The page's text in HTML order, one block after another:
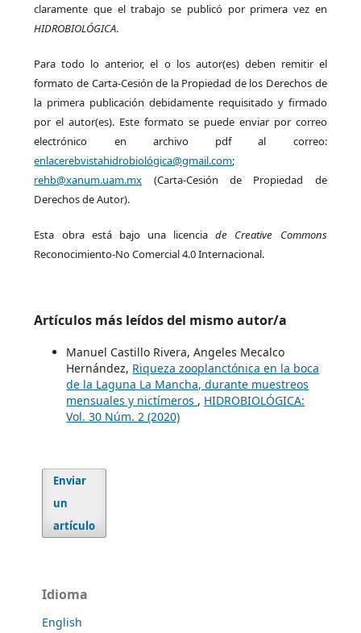
claramente que el trabajo se publicó por primera vez en
HIDROBIOLÓGICA.
Para todo lo anterior, el o los autor(es) deben remitir el
formato de Carta-Cesión de la Propiedad de los Derechos de
la primera publicación debidamente requisitado y firmado
por el autor(es). Este formato se puede enviar por correo
electrónico en archivo pdf al correo:
enlacerebvistahidrobiológica@gmail.com;
rehb@xanum.uam.mx (Carta-Cesión de Propiedad de
Derechos de Autor).
Esta obra está bajo una licenciade Creative Commons
Reconocimiento-No Comercial 4.0 Internacional.
Artículos más leídos del mismo autor/a
Manuel Castillo Rivera, Angeles Mecalco
Hernández, Riqueza zooplanctónica en la boca
de la Laguna La Mancha, durante muestreos
mensuales y nictímeros , HIDROBIOLÓGICA:
Vol. 30 Núm. 2 (2020)
Enviar
un
artículo
Idioma
English